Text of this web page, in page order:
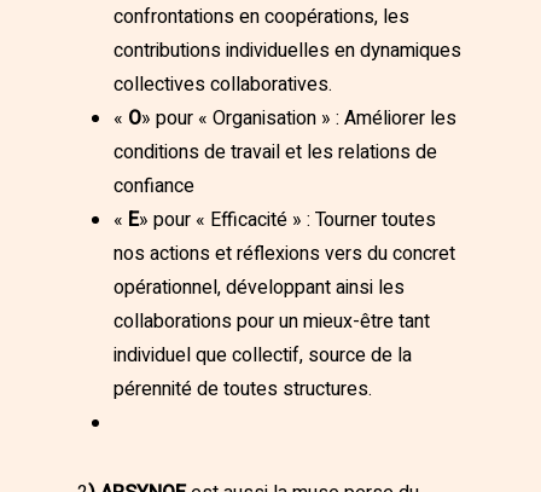
confrontations en coopérations, les
contributions individuelles en dynamiques
collectives collaboratives.
« O» pour « Organisation » : Améliorer les
conditions de travail et les relations de
confiance
« E» pour « Efficacité » : Tourner toutes
nos actions et réflexions vers du concret
opérationnel, développant ainsi les
collaborations pour un mieux-être tant
individuel que collectif, source de la
pérennité de toutes structures.